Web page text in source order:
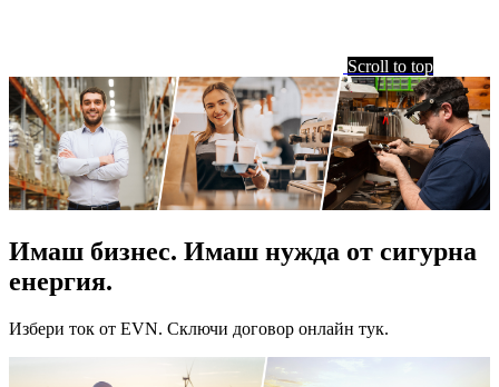
Scroll to top
Имаш бизнес. Имаш нужда от сигурна
енергия.
Избери ток от EVN. Сключи договор онлайн тук.